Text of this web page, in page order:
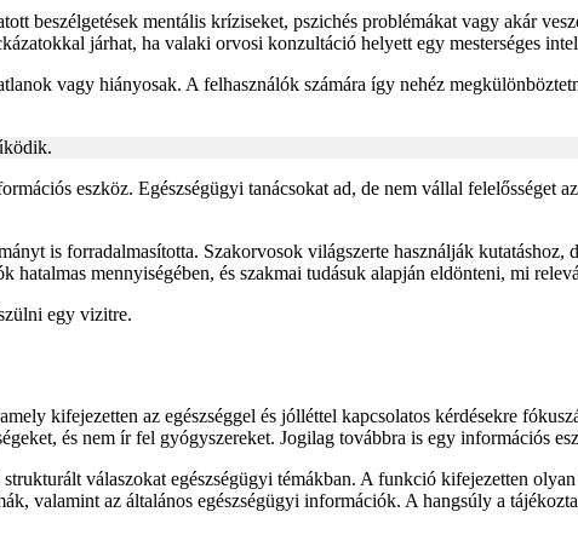
beszélgetések mentális kríziseket, pszichés problémákat vagy akár
járhat, ha valaki orvosi konzultáció helyett egy mesterséges
vagy hiányosak. A felhasználók számára így nehéz
eszköz. Egészségügyi tanácsokat ad, de nem vállal felelősséget
is forradalmasította. Szakorvosok világszerte használják kutatáshoz,
mennyiségében, és szakmai tudásuk alapján eldönteni, mi
egy vizitre.
kifejezetten az egészséggel és jólléttel kapcsolatos kérdésekre
és nem ír fel gyógyszereket. Jogilag továbbra is egy információs
válaszokat egészségügyi témákban. A funkció kifejezetten
valamint az általános egészségügyi információk. A hangsúly a